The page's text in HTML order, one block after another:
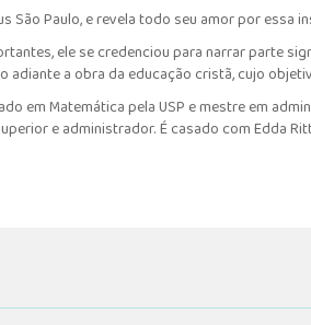
São Paulo, e revela todo seu amor por essa
ele se credenciou para narrar parte
a obra da educação cristã, cujo
em Matemática pela USP e mestre em
e administrador. É casado com Edda